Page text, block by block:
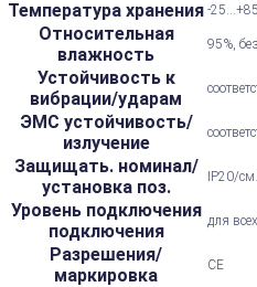
Температура хранения -
Относительная
влажность
95%,
Устойчивость к
вибрации/ударам
ЭМС устойчивость/
излучение
Защищать. номинал/
установка поз.
IP20/
Уровень подключения
подключения
для
Разрешения/
маркировка
CE